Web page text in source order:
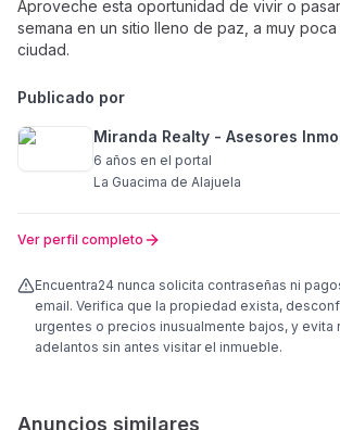
Aproveche esta oportunidad de vivir o
semana en un sitio lleno de paz, a muy
ciudad.
Publicado por
Miranda Realty - Asesores
6 años en el portal
La Guacima de Alajuela
Ver perfil completo
Encuentra24 nunca solicita contraseñas ni
email. Verifica que la propiedad exista,
urgentes o precios inusualmente bajos, y evita
adelantos sin antes visitar el inmueble.
Anuncios similares